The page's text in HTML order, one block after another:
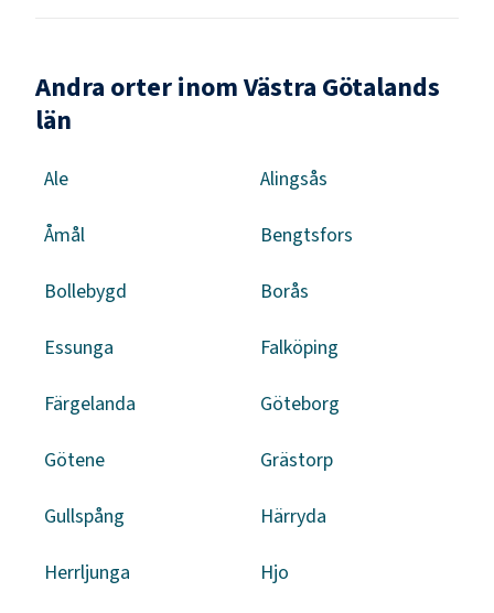
Andra orter inom Västra Götalands
län
Ale Alingsås
Åmål Bengtsfors
Bollebygd Borås
Essunga Falköping
Färgelanda Göteborg
Götene Grästorp
Gullspång Härryda
Herrljunga Hjo